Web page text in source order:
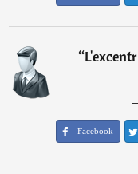
“
Facebook